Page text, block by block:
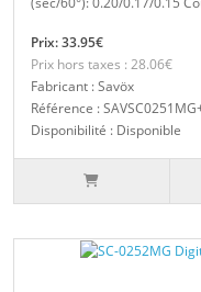
Prix: 33.95€
Prix hors taxes : 28.06€
Fabricant : Savöx
Référence :
Disponibilité : Disponible